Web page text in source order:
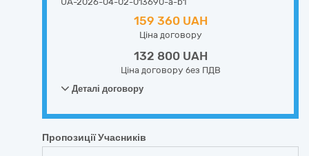
159 360 UAH
Ціна договору
132 800 UAH
Ціна договору без ПДВ
Деталі договору
Пропозиції Учасників